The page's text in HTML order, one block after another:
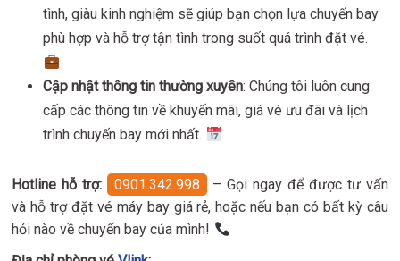
tình, giàu kinh nghiệm sẽ giúp bạn chọn lựa chuyến bay
phù hợp và hỗ trợ tận tình trong suốt quá trình đặt vé.
Cập nhật thông tin thường xuyên: Chúng tôi luôn cung
cấp các thông tin về khuyến mãi, giá vé ưu đãi và lịch
trình chuyến bay mới nhất.
Hotline hỗ trợ: 0901.342.998
– Gọi ngay để được tư vấn
và hỗ trợ đặt vé máy bay giá rẻ, hoặc nếu bạn có bất kỳ câu
hỏi nào về chuyến bay của mình!